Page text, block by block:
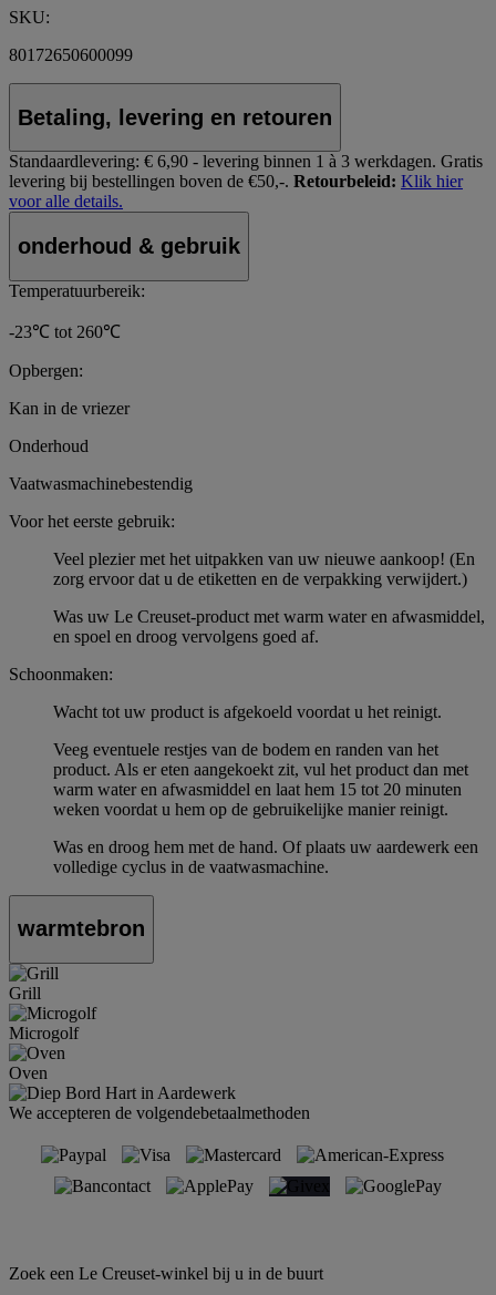
SKU:
80172650600099
Betaling, levering en retouren
Standaardlevering: € 6,90 - levering binnen 1 à 3 werkdagen. Gratis
levering bij bestellingen boven de €50,-. Retourbeleid: Klik hier
voor alle details.
onderhoud & gebruik
Temperatuurbereik:
-23℃ tot 260℃
Opbergen:
Kan in de vriezer
Onderhoud
Vaatwasmachinebestendig
Voor het eerste gebruik:
Veel plezier met het uitpakken van uw nieuwe aankoop! (En
zorg ervoor dat u de etiketten en de verpakking verwijdert.)
Was uw Le Creuset-product met warm water en afwasmiddel,
en spoel en droog vervolgens goed af.
Schoonmaken:
Wacht tot uw product is afgekoeld voordat u het reinigt.
Veeg eventuele restjes van de bodem en randen van het
product. Als er eten aangekoekt zit, vul het product dan met
warm water en afwasmiddel en laat hem 15 tot 20 minuten
weken voordat u hem op de gebruikelijke manier reinigt.
Was en droog hem met de hand. Of plaats uw aardewerk een
volledige cyclus in de vaatwasmachine.
warmtebron
Grill
Microgolf
Oven
We accepteren de volgendebetaalmethoden
Zoek een Le Creuset-winkel bij u in de buurt